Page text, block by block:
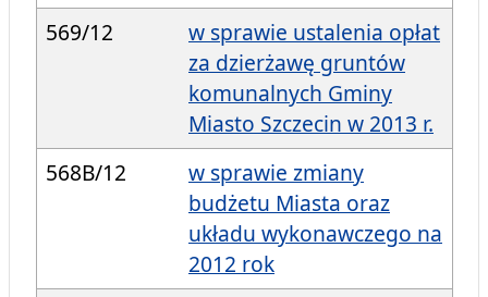
569/12
w sprawie ustalenia opłat
za dzierżawę gruntów
komunalnych Gminy
Miasto Szczecin w 2013 r.
568B/12
w sprawie zmiany
budżetu Miasta oraz
układu wykonawczego na
2012 rok